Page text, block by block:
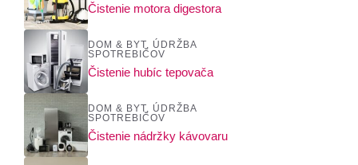
Čistenie motora digestora
DOM & BYT
ÚDRŽBA
SPOTREBIČOV
Čistenie hubíc tepovača
DOM & BYT
ÚDRŽBA
SPOTREBIČOV
Čistenie nádržky kávovaru